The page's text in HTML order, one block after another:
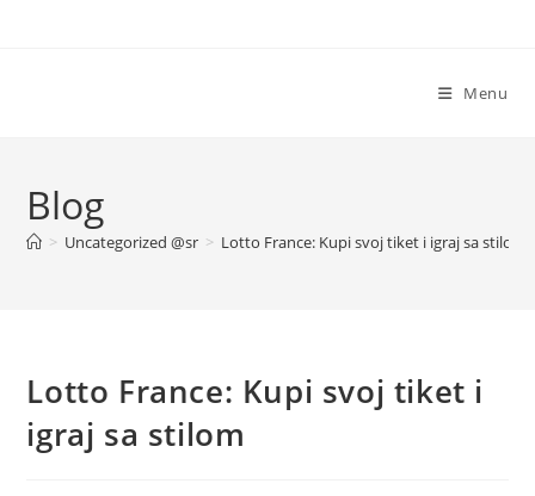
Menu
Blog
> Uncategorized @sr > Lotto France: Kupi svoj tiket i igraj sa stilom
Lotto France: Kupi svoj tiket i
igraj sa stilom